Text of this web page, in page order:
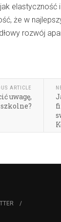
elastyczność
że w
rozwój
ARTICLE
uwagę,